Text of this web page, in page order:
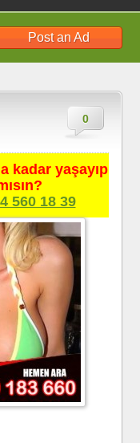
Post an Ad
0
kadar yaşayıp
560 18 39